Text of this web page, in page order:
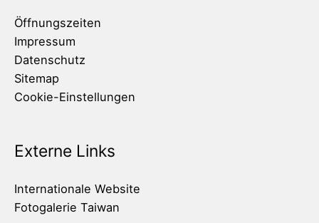
Öffnungszeiten
Impressum
Datenschutz
Sitemap
Cookie-Einstellungen
Externe Links
Internationale Website
Fotogalerie Taiwan